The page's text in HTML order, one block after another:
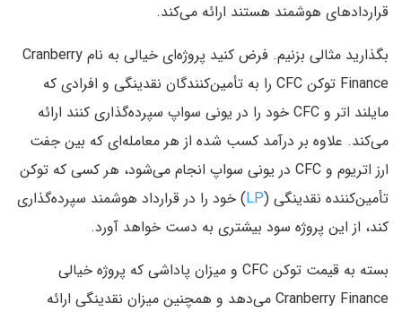
قراردادهای هوشمند هستند ارائه می‌کند.
بگذارید مثالی بزنیم. فرض کنید پروژه‌ای خیالی به نام Cranberry
Finance توکن CFC را به تأمین‌کنندگان نقدینگی و افرادی که
مایلند اتر و CFC خود را در یونی‌ سواپ سپرده‌گذاری کنند ارائه
می‌کند. علاوه بر درآمد کسب شده از هر معامله‌ای که بین جفت
ارز اتریوم و CFC در یونی‌ سواپ انجام می‌شود، هر کسی که توکن
تأمین‌کننده نقدینگی (LP) خود را در قرارداد هوشمند سپرده‌گذاری
کند، از این پروژه سود بیشتری به دست خواهد آورد.
بسته به قیمت توکن CFC و میزان پاداشی که پروژه خیالی
Cranberry Finance می‌دهد و همچنین میزان نقدینگی ارائه